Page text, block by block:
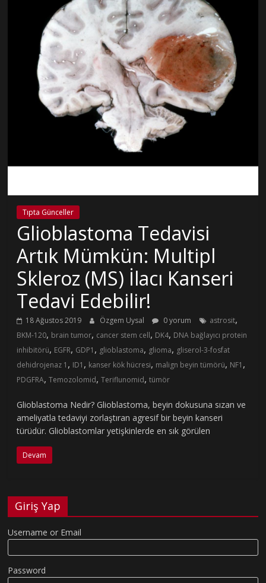
Tıpta Günceller
Glioblastoma Tedavisi
Artık Mümkün: Multipl
Skleroz (MS) İlacı Kanseri
Tedavi Edebilir!
18 Ağustos 2019 Özgem Uysal 0 yorum astrosit,
BKM-120, brain tumor, cancer stem cell, DK4, DNA bağlayıcı protein
inhibitörü, EGFR, GDP1 , glioblastoma, glioma, gliserol-3-fosfat
dehidrojenaz 1 , ID1 , kanser kök hücresi, malign beyin tümörü, NF1 ,
PDGFRA,Temozolomid,Teriflunomid,tümör
Glioblastoma Nedir? Glioblastoma, beyin dokusuna sızan ve
ameliyatla tedaviyi zorlaştıran agresif bir beyin kanseri
türüdür. Glioblastomlar yetişkinlerde en sık görülen
Devam
Giriş Yap
Username or Email
Password